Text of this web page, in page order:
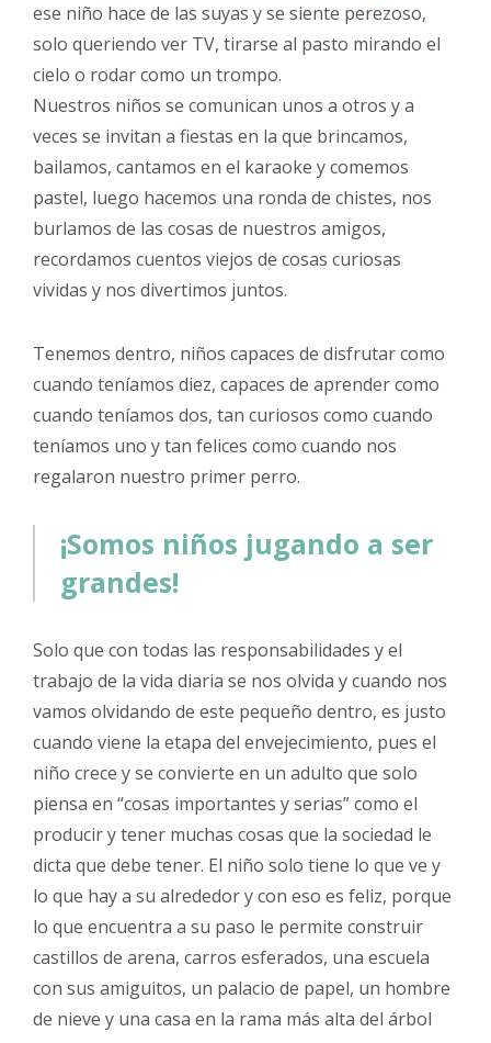
ese niño hace de las suyas y se siente perezoso,
solo queriendo ver TV, tirarse al pasto mirando el
cielo o rodar como un trompo.
Nuestros niños se comunican unos a otros y a
veces se invitan a fiestas en la que brincamos,
bailamos, cantamos en el karaoke y comemos
pastel, luego hacemos una ronda de chistes, nos
burlamos de las cosas de nuestros amigos,
recordamos cuentos viejos de cosas curiosas
vividas y nos divertimos juntos.
Tenemos dentro, niños capaces de disfrutar como
cuando teníamos diez, capaces de aprender como
cuando teníamos dos, tan curiosos como cuando
teníamos uno y tan felices como cuando nos
regalaron nuestro primer perro.
¡Somos niños jugando a ser
grandes!
Solo que con todas las responsabilidades y el
trabajo de la vida diaria se nos olvida y cuando nos
vamos olvidando de este pequeño dentro, es justo
cuando viene la etapa del envejecimiento, pues el
niño crece y se convierte en un adulto que solo
piensa en “cosas importantes y serias” como el
producir y tener muchas cosas que la sociedad le
dicta que debe tener. El niño solo tiene lo que ve y
lo que hay a su alrededor y con eso es feliz, porque
lo que encuentra a su paso le permite construir
castillos de arena, carros esferados, una escuela
con sus amiguitos, un palacio de papel, un hombre
de nieve y una casa en la rama más alta del árbol